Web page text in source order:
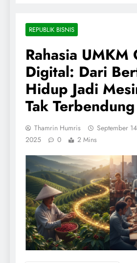
REPUBLIK BISNIS
Rahasia UMKM
Digital: Dari
Hidup Jadi
Tak Terbendung
Thamrin Humris
September
2025
0 2 Mins